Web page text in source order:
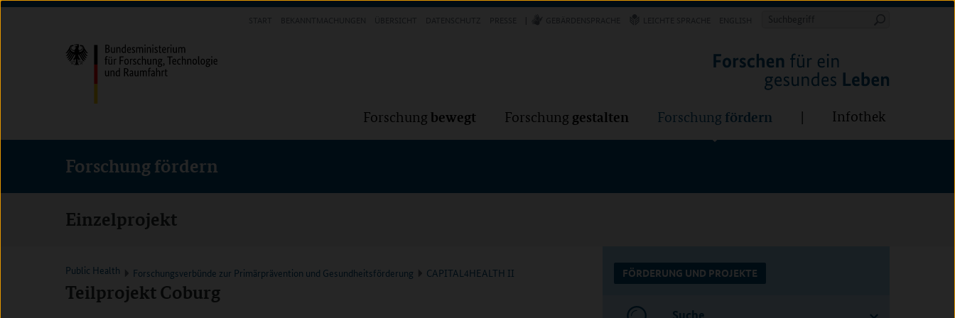
Direkt
(Eingabetaste)
Direkt
(Eingabetaste)
Direkt
(Eingabetaste)
Suchbegriff
Forschung bewegt Forschung gestalten Forschung fördern Infothek
Forschung fördern
Einzelprojekt
Public Health Forschungsverbünde zur Primärprävention und Gesundheitsförderung CAPITAL4HEALTH II
Teilprojekt Coburg
FÖRDERUNG UND PROJEKTE
Forschung Forschung Forschung fördern Infothek